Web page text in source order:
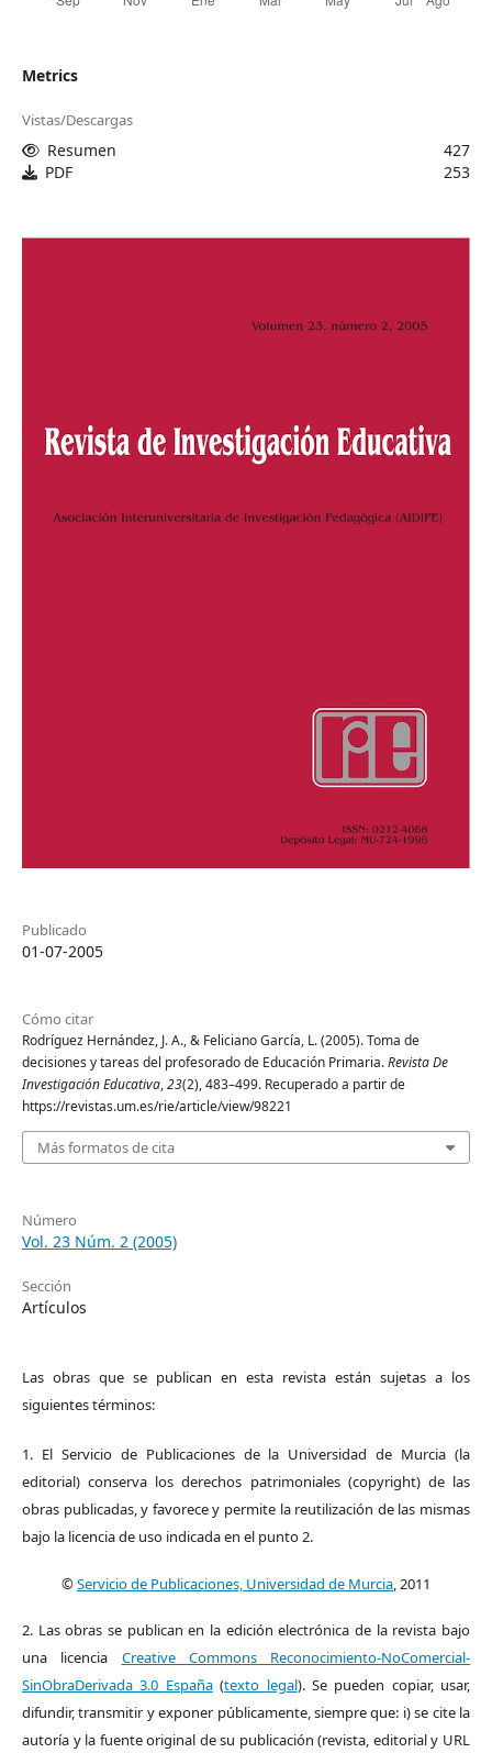
Metrics
Vistas/Descargas
Resumen
427
PDF
253
Publicado
01-07-2005
Cómo citar
Rodríguez Hernández, J. A., & Feliciano García, L. (2005). Toma de
decisiones y tareas del profesorado de Educación Primaria.Revista De
Investigación Educativa,23(2), 483–499. Recuperado a partir de
https://revistas.um.es/rie/article/view/98221
Más formatos de cita
Número
Vol. 23 Núm. 2 (2005)
Sección
Artículos
Las obras que se publican en esta revista están sujetas a los
siguientes términos:
1. El Servicio de Publicaciones de la Universidad de Murcia (la
editorial) conserva los derechos patrimoniales (copyright) de las
obras publicadas, y favorece y permite la reutilización de las mismas
bajo la licencia de uso indicada en el punto 2.
©Servicio de Publicaciones, Universidad de Murcia, 2011
2. Las obras se publican en la edición electrónica de la revista bajo
una licencia Creative Commons Reconocimiento-NoComercial-
SinObraDerivada 3.0 España(texto legal). Se pueden copiar, usar,
difundir, transmitir y exponer públicamente, siempre que: i) se cite la
autoría y la fuente original de su publicación (revista, editorial y URL